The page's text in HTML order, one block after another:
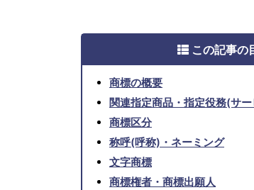
この記事の
商標の概要
関連指定商品・指定役務(サ
商標区分
称呼(呼称)・ネーミング
文字商標
商標権者・商標出願人